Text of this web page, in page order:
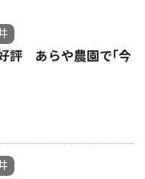
評 あらや農園で｢今